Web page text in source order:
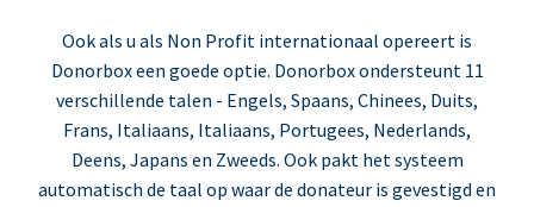
Ook als u als Non Profit internationaal opereert is
Donorbox een goede optie. Donorbox ondersteunt 11
verschillende talen - Engels, Spaans, Chinees, Duits,
Frans, Italiaans, Italiaans, Portugees, Nederlands,
Deens, Japans en Zweeds. Ook pakt het systeem
automatisch de taal op waar de donateur is gevestigd en